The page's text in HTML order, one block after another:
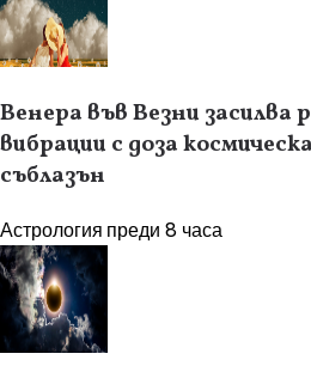
Венера във Везни
вибрации с доза
съблазън
Астрология преди 8 часа